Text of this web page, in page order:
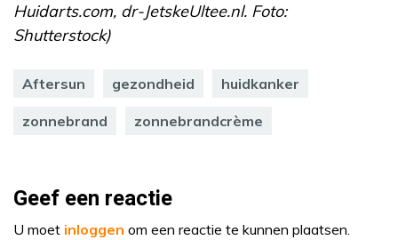
Huidarts.com, dr-JetskeUltee.nl. Foto:
Shutterstock)
Aftersun gezondheid huidkanker
zonnebrand zonnebrandcrème
Geef een reactie
U moet inloggen om een reactie te kunnen plaatsen.